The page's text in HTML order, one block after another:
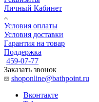
Личный Кабинет
Условия оплаты
Условия доставки
Гарантия на товар
Поддержка
459-07-77
Заказать звонок
shoponline@bathpoint.ru
Вконтакте